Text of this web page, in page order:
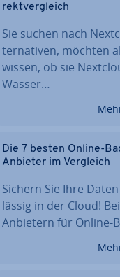
rekt­ver­gleich
Sie suchen nach
ter­na­ti­ven, möchten
wissen, ob sie
Wasser…
Die 7 besten Online-
Anbieter im Vergleich
Sichern Sie Ihre
läs­sig in der Cloud!
Anbietern für Online-